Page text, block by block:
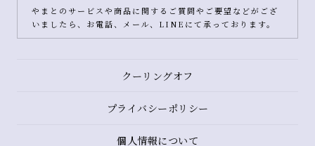
やまとのサービスや商品に関するご質問やご要望などがござ
いましたら、お電話、メール、LINEにて承っております。
クーリングオフ
プライバシーポリシー
個人情報について